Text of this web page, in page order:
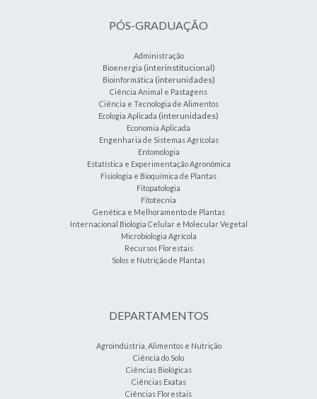
PÓS-GRADUAÇÃO
Administração
Bioenergia (interinstitucional)
Bioinformática (interunidades)
Ciência Animal e Pastagens
Ciência e Tecnologia de Alimentos
Ecologia Aplicada (interunidades)
Economia Aplicada
Engenharia de Sistemas Agrícolas
Entomologia
Estatística e Experimentação Agronômica
Fisiologia e Bioquímica de Plantas
Fitopatologia
Fitotecnia
Genética e Melhoramento de Plantas
Internacional Biologia Celular e Molecular Vegetal
Microbiologia Agrícola
Recursos Florestais
Solos e Nutrição de Plantas
DEPARTAMENTOS
Agroindústria, Alimentos e Nutrição
Ciência do Solo
Ciências Biológicas
Ciências Exatas
Ciências Florestais